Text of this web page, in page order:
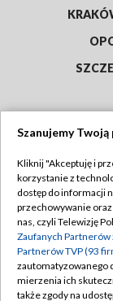
Abonament
Emisja w TVP
Centrum
Naziemna
Szanujemy
Kliknij "Akceptuję i
korzystanie z
dostęp do informacji
przechowywanie
nas, czyli Telewizję
Zaufanych Partnerów
Partnerów TVP (93
zautomatyzowanego
mierzenia ich
także zgody na